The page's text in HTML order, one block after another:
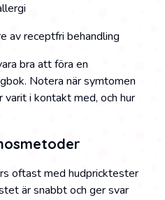
av receptfri behandling
bra att föra en
Notera när symtomen
i kontakt med, och hur
oftast med hudpricktester
är snabbt och ger svar